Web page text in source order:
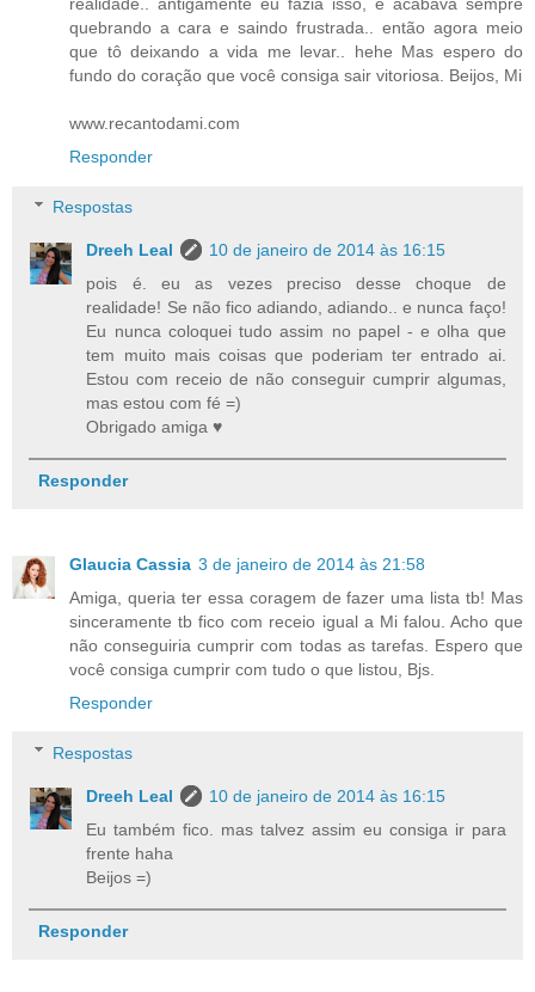
realidade.. antigamente eu fazia isso, e acabava sempre
quebrando a cara e saindo frustrada.. então agora meio
que tô deixando a vida me levar.. hehe Mas espero do
fundo do coração que você consiga sair vitoriosa. Beijos, Mi
www.recantodami.com
Responder
Respostas
Dreeh Leal
10 de janeiro de 2014 às 16:15
pois é. eu as vezes preciso desse choque de
realidade! Se não fico adiando, adiando.. e nunca faço!
Eu nunca coloquei tudo assim no papel - e olha que
tem muito mais coisas que poderiam ter entrado ai.
Estou com receio de não conseguir cumprir algumas,
mas estou com fé =)
Obrigado amiga ♥
Responder
Glaucia Cassia 3 de janeiro de 2014 às 21:58
Amiga, queria ter essa coragem de fazer uma lista tb! Mas
sinceramente tb fico com receio igual a Mi falou. Acho que
não conseguiria cumprir com todas as tarefas. Espero que
você consiga cumprir com tudo o que listou, Bjs.
Responder
Respostas
Dreeh Leal
10 de janeiro de 2014 às 16:15
Eu também fico. mas talvez assim eu consiga ir para
frente haha
Beijos =)
Responder